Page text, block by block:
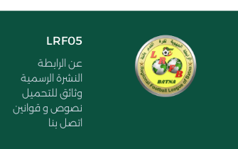
LRF05
عن الرابطة
النشرة الرسمية
وثائق للتحميل
نصوص و قوانين
اتصل بنا